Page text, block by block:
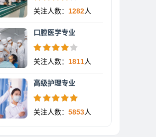
关注人数： 1282人
口腔医学专业
关注人数： 1811人
高级护理专业
关注人数： 5853人